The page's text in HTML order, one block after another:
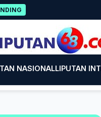
NASIONALLIPUTAN